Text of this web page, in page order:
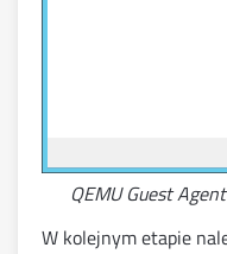
QEMU Guest
W kolejnym etapie